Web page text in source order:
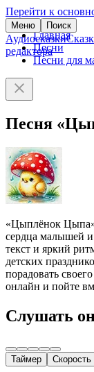
Перейти к
Меню Поиск
Аудиосказки
редактора
Главная
Песни
Песни для
Песня
«Цыплёнок Цыпа»
сердца малышей
текст и яркий
детских
порадовать
онлайн и пойте
Слушать
Таймер Скорость